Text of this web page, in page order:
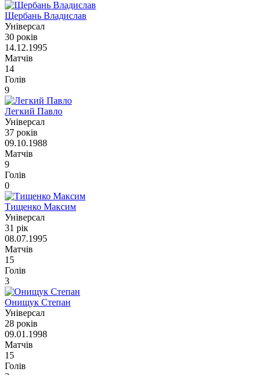
Щербань Владислав
Універсал
30 років
14.12.1995
Матчів
14
Голів
9
Легкий Павло
Універсал
37 років
09.10.1988
Матчів
9
Голів
0
Тищенко Максим
Універсал
31 рік
08.07.1995
Матчів
15
Голів
3
Онищук Степан
Універсал
28 років
09.01.1998
Матчів
15
Голів